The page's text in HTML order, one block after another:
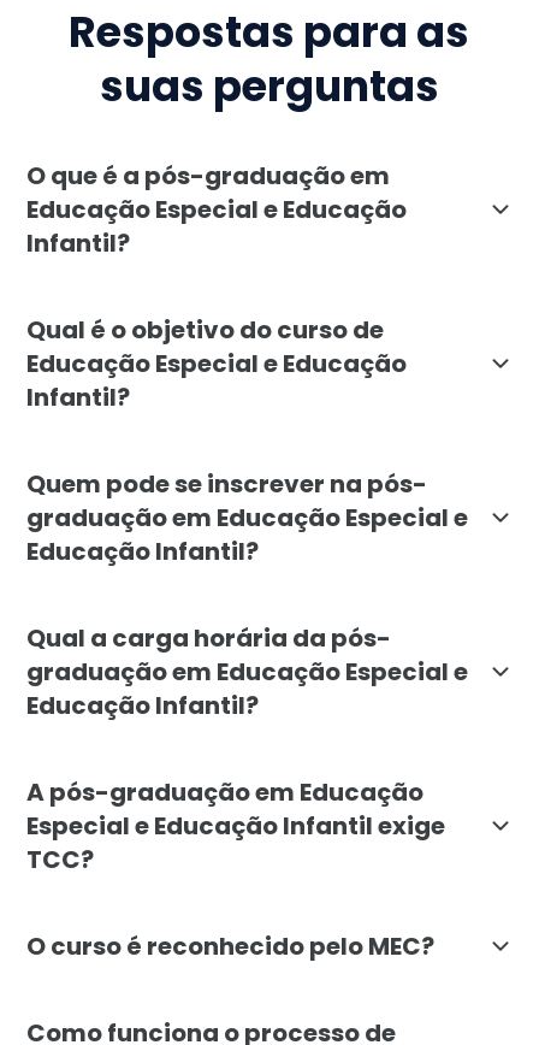
Respostas para as
suas perguntas
O que é a pós-graduação em
Educação Especial e Educação
Infantil?
Qual é o objetivo do curso de
Educação Especial e Educação
Infantil?
Quem pode se inscrever na pós-
graduação em Educação Especial e
Educação Infantil?
Qual a carga horária da pós-
graduação em Educação Especial e
Educação Infantil?
A pós-graduação em Educação
Especial e Educação Infantil exige
TCC?
O curso é reconhecido pelo MEC?
Como funciona o processo de